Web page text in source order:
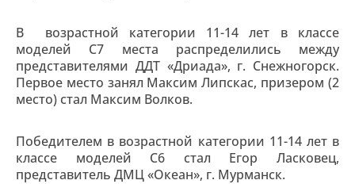
В возрастной категории 11-14 лет в классе
моделей С7 места распределились между
представителями ДДТ «Дриада», г. Снежногорск.
Первое место занял Максим Липскас, призером (2
место) стал Максим Волков.
Победителем в возрастной категории 11-14 лет в
классе моделей С6 стал Егор Ласковец,
представитель ДМЦ «Океан», г. Мурманск.